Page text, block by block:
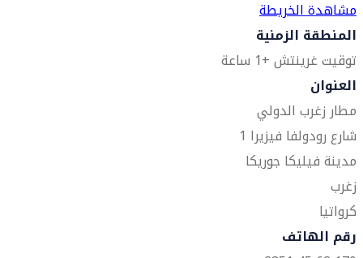
مشاهدة الخريطة
المنطقة الزمنية
توقيت غرينتش +1 ساعة
العنوان
مطار زغرب الدولي
شارع رودولفا فيزيرا 1
مدينة فيليكا جوريكا
زغرب
كرواتيا
رقم الهاتف